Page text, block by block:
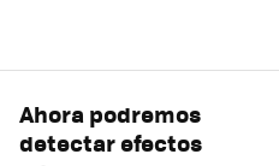
Ahora podremos
detectar efectos